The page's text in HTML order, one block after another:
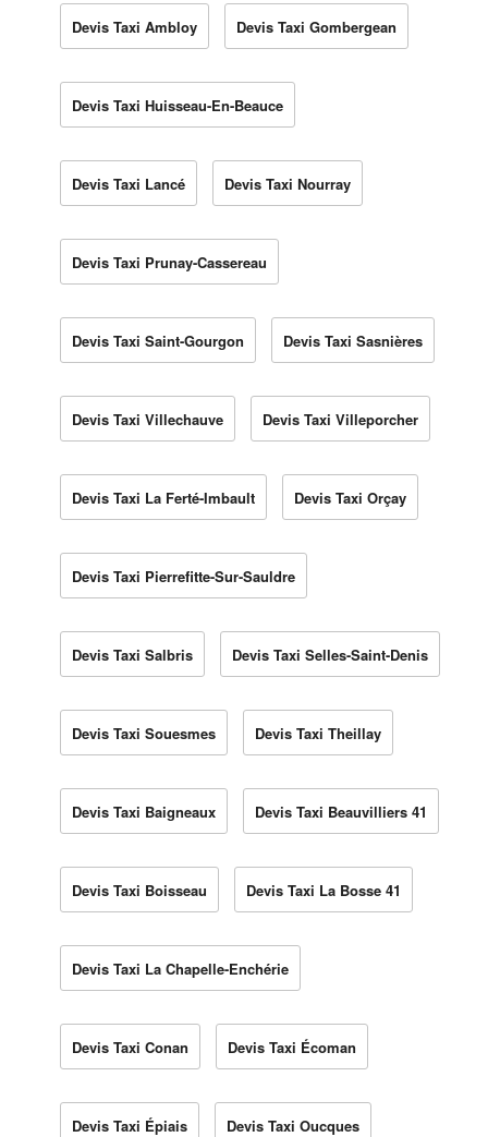
Devis Taxi Ambloy Devis Taxi Gombergean
Devis Taxi Huisseau-En-Beauce
Devis Taxi Lancé Devis Taxi Nourray
Devis Taxi Prunay-Cassereau
Devis Taxi Saint-Gourgon Devis Taxi Sasnières
Devis Taxi Villechauve Devis Taxi Villeporcher
Devis Taxi La Ferté-Imbault Devis Taxi Orçay
Devis Taxi Pierrefitte-Sur-Sauldre
Devis Taxi Salbris Devis Taxi Selles-Saint-Denis
Devis Taxi Souesmes Devis Taxi Theillay
Devis Taxi Baigneaux Devis Taxi Beauvilliers 41
Devis Taxi Boisseau Devis Taxi La Bosse 41
Devis Taxi La Chapelle-Enchérie
Devis Taxi Conan Devis Taxi Écoman
Devis Taxi Épiais Devis Taxi Oucques